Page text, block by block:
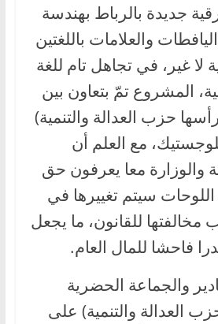
جديدة بالرباط بهندسة
والعلامات باللغتين
لا غير، في تجاهل تام للغة
المشروع تمّ بتعاون بين
حزب العدالة والتنمية)
مع العلم أن
والوزارة معا يعرفون حق
سيتم تغييرها في
للقانون، ما يجعل
فاحشا للمال العام.
والجماعة الحضرية
العدالة والتنمية) على